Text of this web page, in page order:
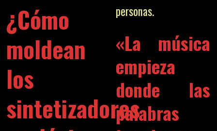
¿Cómo
moldean
los
sintetizadores
personas.
«La música
empieza
donde las
palabras